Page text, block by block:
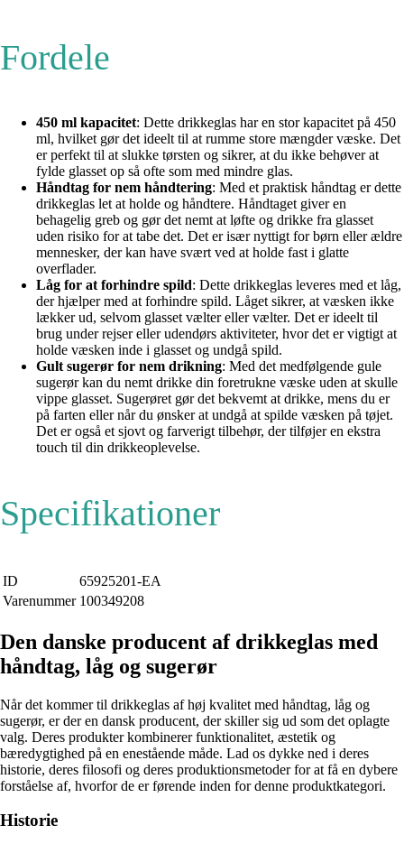
Fordele
450 ml kapacitet: Dette drikkeglas har en stor kapacitet på 450
ml, hvilket gør det ideelt til at rumme store mængder væske. Det
er perfekt til at slukke tørsten og sikrer, at du ikke behøver at
fylde glasset op så ofte som med mindre glas.
Håndtag for nem håndtering: Med et praktisk håndtag er dette
drikkeglas let at holde og håndtere. Håndtaget giver en
behagelig greb og gør det nemt at løfte og drikke fra glasset
uden risiko for at tabe det. Det er især nyttigt for børn eller ældre
mennesker, der kan have svært ved at holde fast i glatte
overflader.
Låg for at forhindre spild: Dette drikkeglas leveres med et låg,
der hjælper med at forhindre spild. Låget sikrer, at væsken ikke
lækker ud, selvom glasset vælter eller vælter. Det er ideelt til
brug under rejser eller udendørs aktiviteter, hvor det er vigtigt at
holde væsken inde i glasset og undgå spild.
Gult sugerør for nem drikning: Med det medfølgende gule
sugerør kan du nemt drikke din foretrukne væske uden at skulle
vippe glasset. Sugerøret gør det bekvemt at drikke, mens du er
på farten eller når du ønsker at undgå at spilde væsken på tøjet.
Det er også et sjovt og farverigt tilbehør, der tilføjer en ekstra
touch til din drikkeoplevelse.
Specifikationer
ID
65925201-EA
Varenummer 100349208
Den danske producent af drikkeglas med
håndtag, låg og sugerør
Når det kommer til drikkeglas af høj kvalitet med håndtag, låg og
sugerør, er der en dansk producent, der skiller sig ud som det oplagte
valg. Deres produkter kombinerer funktionalitet, æstetik og
bæredygtighed på en enestående måde. Lad os dykke ned i deres
historie, deres filosofi og deres produktionsmetoder for at få en dybere
forståelse af, hvorfor de er førende inden for denne produktkategori.
Historie